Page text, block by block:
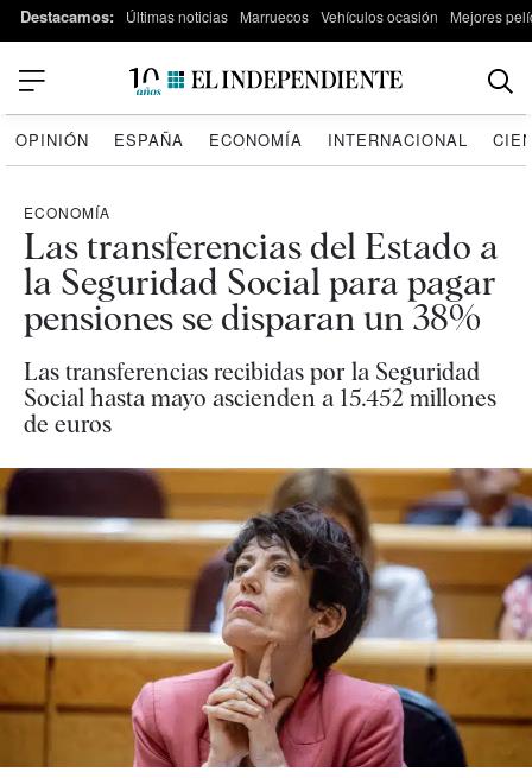
Destacamos: Últimas noticias Marruecos Vehículos ocasión Mejores
OPINIÓN ESPAÑA ECONOMÍA INTERNACIONAL
ECONOMÍA
Las transferencias del Estado a
la Seguridad Social para pagar
pensiones se disparan un 38%
Las transferencias recibidas por la Seguridad
Social hasta mayo ascienden a 15.452 millones
de euros